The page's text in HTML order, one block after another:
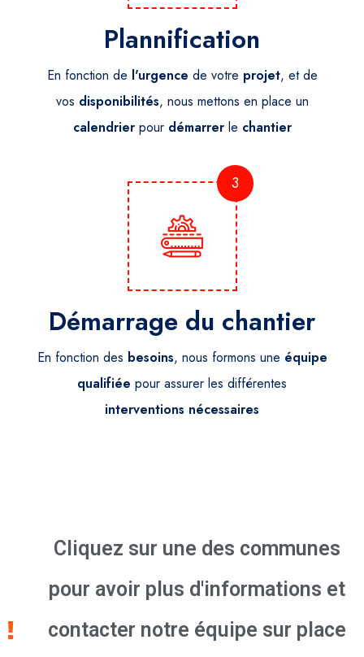
Plannification
En fonction de l'urgence de votre projet, et de
vos disponibilités, nous mettons en place un
calendrierpour démarrerle chantier
3
Démarrage du chantier
En fonction des besoins, nous formons une équipe
qualifiée pour assurer les différentes
interventions nécessaires
Cliquez sur une des communes
pour avoir plus d'informations et
contacter notre équipe sur place